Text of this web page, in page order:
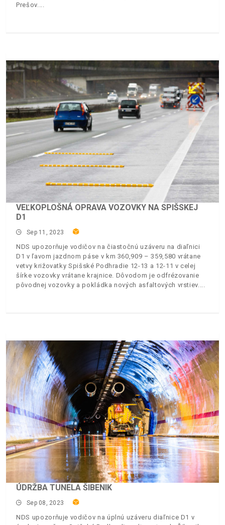
Prešov.
VEĽKOPLOŠNÁ OPRAVA VOZOVKY NA SPIŠSKEJ
D1
Sep 11, 2023
NDS upozorňuje vodičov na čiastočnú uzáveru na diaľnici
D1 v ľavom jazdnom páse v km 360,909 – 359,580 vrátane
vetvy križovatky Spišské Podhradie 12-13 a 12-11 v celej
šírke vozovky vrátane krajnice. Dôvodom je odfrézovanie
pôvodnej vozovky a pokládka nových asfaltových vrstiev.
ÚDRŽBA TUNELA ŠIBENIK
Sep 08, 2023
NDS upozorňuje vodičov na úplnú uzáveru diaľnice D1 v